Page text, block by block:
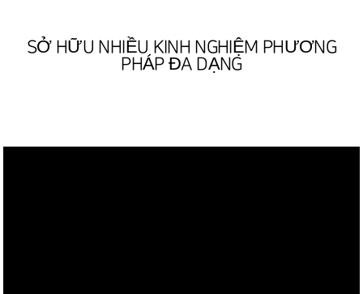
SỞ HỮU NHIỀU KINH NGHIỆM PHƯƠNG
PHÁP ĐA DẠNG